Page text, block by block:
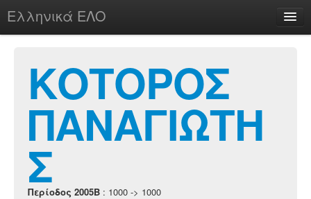
Ελληνικά ΕΛΟ
chesstu.be @ discord
Login
ΚΟΤΟΡΟΣ
ΠΑΝΑΓΙΩΤΗ
Σ
Περίοδος 2005B : 1000 -> 1000